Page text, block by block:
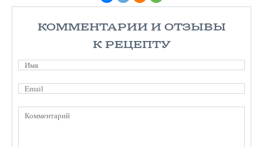
КОММЕНТАРИИ И ОТЗЫВЫ
К РЕЦЕПТУ